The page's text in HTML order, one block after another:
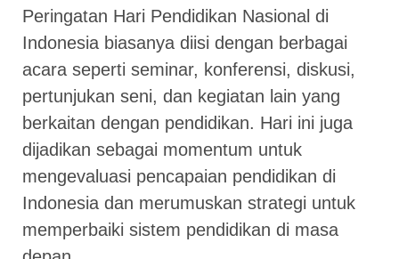
Peringatan Hari Pendidikan Nasional di
Indonesia biasanya diisi dengan berbagai
acara seperti seminar, konferensi, diskusi,
pertunjukan seni, dan kegiatan lain yang
berkaitan dengan pendidikan. Hari ini juga
dijadikan sebagai momentum untuk
mengevaluasi pencapaian pendidikan di
Indonesia dan merumuskan strategi untuk
memperbaiki sistem pendidikan di masa